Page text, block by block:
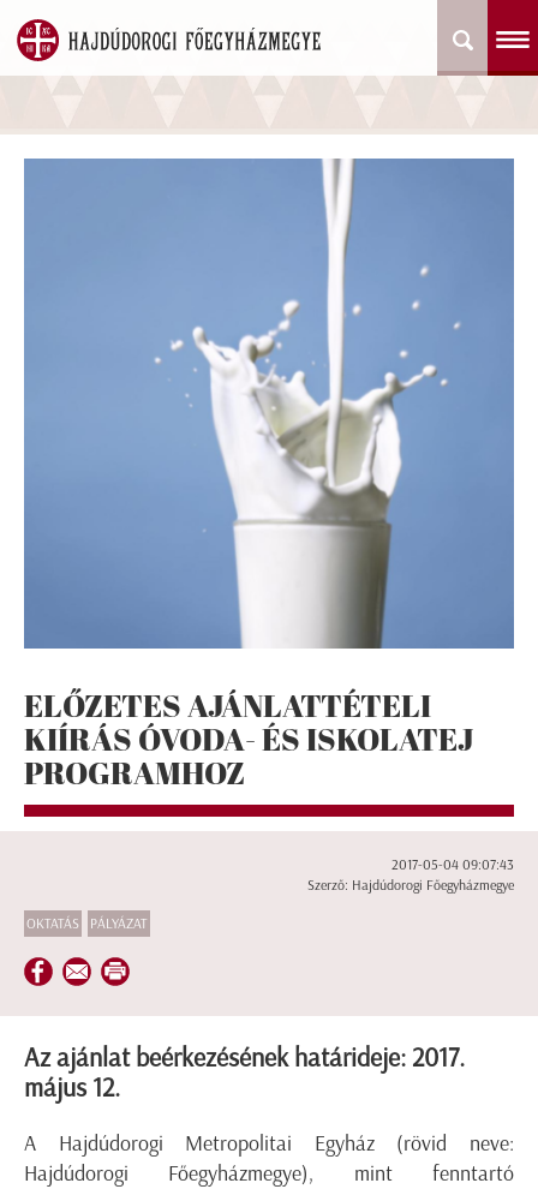
ELŐZETES AJÁNLATTÉTELI
KIÍRÁS ÓVODA- ÉS ISKOLATEJ
PROGRAMHOZ
2017-05-04 09:07:43
Szerző: Hajdúdorogi Főegyházmegye
OKTATÁS PÁLYÁZAT
Az ajánlat beérkezésének határideje: 2017.
május 12.
A Hajdúdorogi Metropolitai Egyház (rövid neve:
Hajdúdorogi Főegyházmegye), mint fenntartó